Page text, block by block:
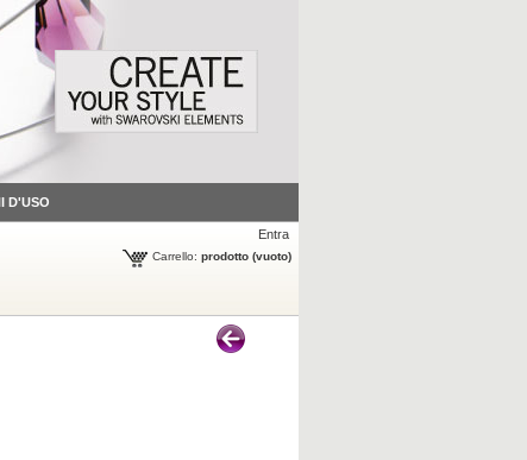
D'USO
Entra
Carrello: prodotto (vuoto)